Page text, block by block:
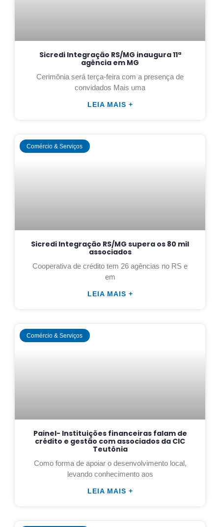
Sicredi Integração RS/MG inaugura 11ª
agência em MG
Cerimônia será terça-feira com a presença de
convidados Mais uma
LEIA MAIS +
Comércio & Serviços
Sicredi Integração RS/MG supera os 80 mil
associados
Cooperativa de crédito tem 26 agências no RS e
em
LEIA MAIS +
Comércio & Serviços
Painel- Instituições financeiras falam de
crédito e gestão com associados da CIC
Teutônia
Como forma de apoiar o desenvolvimento local,
levando conhecimento aos
LEIA MAIS +